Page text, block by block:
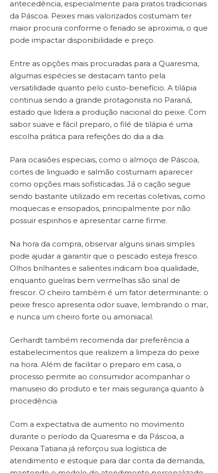
antecedência, especialmente para pratos tradicionais
da Páscoa. Peixes mais valorizados costumam ter
maior procura conforme o feriado se aproxima, o que
pode impactar disponibilidade e preço.
Entre as opções mais procuradas para a Quaresma,
algumas espécies se destacam tanto pela
versatilidade quanto pelo custo-benefício. A tilápia
continua sendo a grande protagonista no Paraná,
estado que lidera a produção nacional do peixe. Com
sabor suave e fácil preparo, o filé de tilápia é uma
escolha prática para refeições do dia a dia.
Para ocasiões especiais, como o almoço de Páscoa,
cortes de linguado e salmão costumam aparecer
como opções mais sofisticadas. Já o cação segue
sendo bastante utilizado em receitas coletivas, como
moquecas e ensopados, principalmente por não
possuir espinhos e apresentar carne firme.
Na hora da compra, observar alguns sinais simples
pode ajudar a garantir que o pescado esteja fresco.
Olhos brilhantes e salientes indicam boa qualidade,
enquanto guelras bem vermelhas são sinal de
frescor. O cheiro também é um fator determinante: o
peixe fresco apresenta odor suave, lembrando o mar,
e nunca um cheiro forte ou amoniacal.
Gerhardt também recomenda dar preferência a
estabelecimentos que realizem a limpeza do peixe
na hora. Além de facilitar o preparo em casa, o
processo permite ao consumidor acompanhar o
manuseio do produto e ter mais segurança quanto à
procedência.
Com a expectativa de aumento no movimento
durante o período da Quaresma e da Páscoa, a
Peixaria Tatiana já reforçou sua logística de
atendimento e estoque para dar conta da demanda,